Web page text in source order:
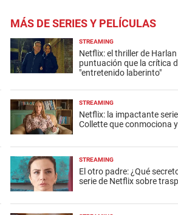
MÁS DE SERIES Y PELÍCULAS
STREAMING
Netflix: el thriller de
puntuación que la crítica
"entretenido laberinto"
STREAMING
Netflix: la impactante
Collette que conmociona
STREAMING
El otro padre: ¿Qué
serie de Netflix sobre